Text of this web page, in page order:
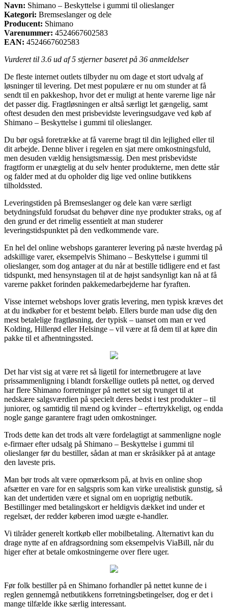
Navn: Shimano – Beskyttelse i gummi til olieslanger
Kategori: Bremseslanger og dele
Producent: Shimano
Varenummer: 4524667602583
EAN: 4524667602583
Vurderet til 3.6 ud af 5 stjerner baseret på 36 anmeldelser
De fleste internet outlets tilbyder nu om dage et stort udvalg af
løsninger til levering. Det mest populære er nu om stunder at få
sendt til en pakkeshop, hvor det er muligt at hente varerne lige når
det passer dig. Fragtløsningen er altså særligt let gængelig, samt
oftest desuden den mest prisbevidste leveringsudgave ved køb af
Shimano – Beskyttelse i gummi til olieslanger.
Du bør også foretrække at få varerne bragt til din lejlighed eller til
dit arbejde. Denne bliver i regelen en sjat mere omkostningsfuld,
men desuden vældig hensigtsmæssig. Den mest prisbevidste
fragtform er unægtelig at du selv henter produkterne, men dette står
og falder med at du opholder dig lige ved online butikkens
tilholdssted.
Leveringstiden på Bremseslanger og dele kan være særligt
betydningsfuld forudsat du behøver dine nye produkter straks, og af
den grund er det rimelig essentielt at man studerer
leveringstidspunktet på den vedkommende vare.
En hel del online webshops garanterer levering på næste hverdag på
adskillige varer, eksempelvis Shimano – Beskyttelse i gummi til
olieslanger, som dog antager at du når at bestille tidligere end et fast
tidspunkt, med hensynstagen til at de højst sandsynligt kan nå at få
varerne pakket forinden pakkemedarbejderne har fyraften.
Visse internet webshops lover gratis levering, men typisk kræves det
at du indkøber for et bestemt beløb. Ellers burde man udse dig den
mest betalelige fragtløsning, der typisk – uanset om man er ved
Kolding, Hillerød eller Helsinge – vil være at få dem til at køre din
pakke til et afhentningssted.
Det har vist sig at være ret så ligetil for internetbrugere at lave
prissammenligning i blandt forskellige outlets på nettet, og derved
har flere Shimano forretninger på nettet set sig tvunget til at
nedskære salgsværdien på specielt deres bedst i test produkter – til
juniorer, og samtidig til mænd og kvinder – eftertrykkeligt, og endda
nogle gange garantere fragt uden omkostninger.
Trods dette kan det trods alt være fordelagtigt at sammenligne nogle
e-firmaer efter udsalg på Shimano – Beskyttelse i gummi til
olieslanger før du bestiller, sådan at man er skråsikker på at antage
den laveste pris.
Man bør trods alt være opmærksom på, at hvis en online shop
afsætter en vare for en salgspris som kan virke urealistisk gunstig, så
kan det undertiden være et signal om en uoprigtig netbutik.
Bestillinger med betalingskort er heldigvis dækket ind under et
regelsæt, der redder køberen imod uægte e-handler.
Vi tilråder generelt kortkøb eller mobilbetaling. Alternativt kan du
drage nytte af en afdragsordning som eksempelvis ViaBill, når du
higer efter at betale omkostningerne over flere uger.
Før folk bestiller på en Shimano forhandler på nettet kunne de i
reglen gennemgå netbutikkens forretningsbetingelser, dog er det i
mange tilfælde ikke særlig interessant.